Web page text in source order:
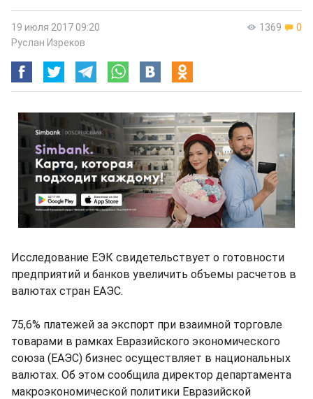
1369 0
19 июля 2017 09:20
Руслан Изреков
Исследование ЕЭК свидетельствует о готовности
предприятий и банков увеличить объемы расчетов в
валютах стран ЕАЭС.
75,6% платежей за экспорт при взаимной торговле
товарами в рамках Евразийского экономического
союза (ЕАЭС) бизнес осуществляет в национальных
валютах. Об этом сообщила директор департамента
макроэкономической политики Евразийской